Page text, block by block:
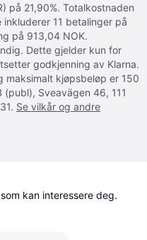
på 21,90%. Totalkostnaden
inkluderer 11 betalinger på
på 913,04 NOK.
Dette gjelder kun for
godkjenning av Klarna.
maksimalt kjøpsbeløp er 150
(publ), Sveavägen 46, 111
Se vilkår og andre